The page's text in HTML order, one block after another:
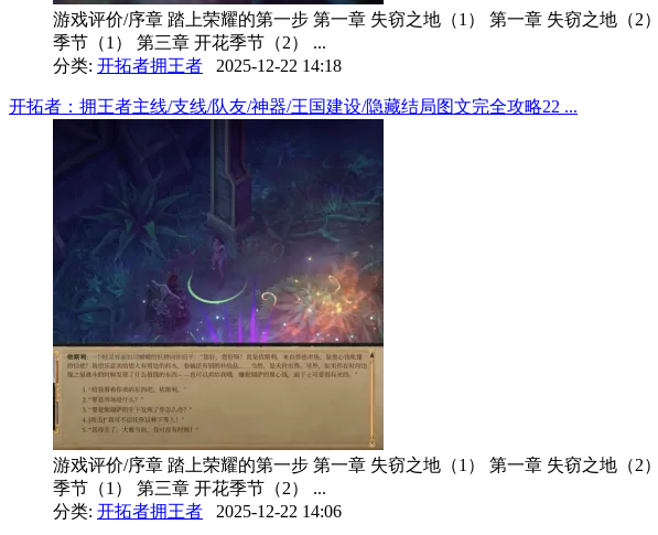
游戏评价/序章 踏上荣耀的第一步 第一章 失窃之地（1） 第一章 失窃之地（
季节（1） 第三章 开花季节（2） ...
分类: 开拓者拥王者 2025-12-22 14:18
开拓者：拥王者主线/支线/队友/神器/王国建设/隐藏结局图文完全攻略22 ...
游戏评价/序章 踏上荣耀的第一步 第一章 失窃之地（1） 第一章 失窃之地（
季节（1） 第三章 开花季节（2） ...
分类: 开拓者拥王者 2025-12-22 14:06